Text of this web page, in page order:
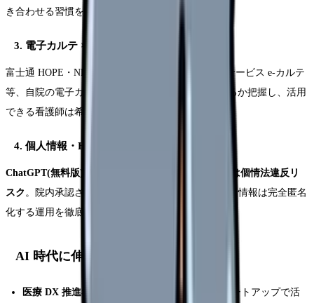
き合わせる習慣を。
3. 電子カルテ × AI 連携の理解
富士通 HOPE・NEC MegaOakHR・ソフトウェア・サービス e-カルテ
等、自院の電子カルテがどの AI 機能を搭載しているか把握し、活用
できる看護師は希少価値が高い。
4. 個人情報・HIPAA/個情法リテラシー
ChatGPT(無料版)に実患者の個人情報を入力するのは個情法違反リ
スク 。院内承認された医療特化 LLM を使うか、患者情報は完全匿名
化する運用を徹底。
AI 時代に伸びる看護師ポジション
医療 DX 推進看護師
:電子カルテベンダーやスタートアップで活